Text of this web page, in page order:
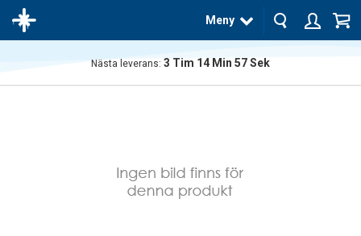
Meny
Nästa leverans: 3 Tim 14 Min 57Sek